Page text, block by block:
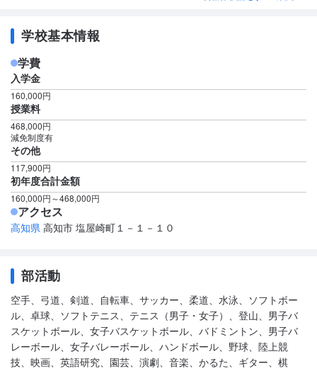
学校基本情報
学費
入学金
160,000円
授業料
468,000円
減免制度有
その他
117,900円
初年度合計金額
160,000円～468,000円
アクセス
高知県 高知市 塩屋崎町１－１－１０
部活動
空手、弓道、剣道、自転車、サッカー、柔道、水泳、ソフトボー
ル、卓球、ソフトテニス、テニス（男子・女子）、登山、男子バ
スケットボール、女子バスケットボール、バドミントン、男子バ
レーボール、女子バレーボール、ハンドボール、野球、陸上競
技、映画、英語研究、園芸、演劇、音楽、かるた、ギター、棋